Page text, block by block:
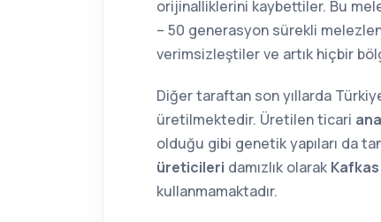
orijinalliklerini kaybettiler. Bu
– 50 generasyon sürekli
verimsizleştiler ve artık hiçbir
Diğer taraftan son yıllarda
üretilmektedir. Üretilen ticari
olduğu gibi genetik yapıları da
üreticileri damızlık olarak Kafkas
kullanmamaktadır.